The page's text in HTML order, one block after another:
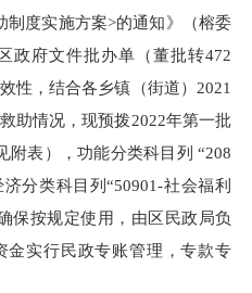
制度实施方案>的通知》（榕委
政府文件批办单（董批转472
性，结合各乡镇（街道）2021
助情况，现预拨2022年第一批
附表），功能分类科目列 “208
分类科目列“50901-社会福利
保按规定使用，由区民政局负
金实行民政专账管理，专款专